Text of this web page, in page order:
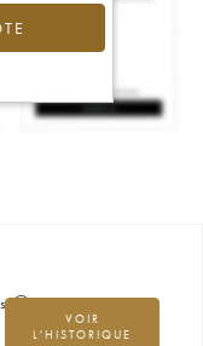
VOIR
L'HISTORIQUE